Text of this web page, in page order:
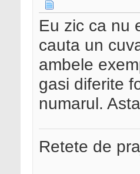
Eu zic ca nu
cauta un
ambele
gasi diferite
numarul.
Retete de